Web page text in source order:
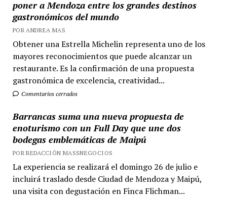
poner a Mendoza entre los grandes destinos
gastronómicos del mundo
POR ANDREA MAS
Obtener una Estrella Michelin representa uno de los
mayores reconocimientos que puede alcanzar un
restaurante. Es la confirmación de una propuesta
gastronómica de excelencia, creatividad...
Comentarios cerrados
Barrancas suma una nueva propuesta de
enoturismo con un Full Day que une dos
bodegas emblemáticas de Maipú
POR REDACCIÓN MASSNEGOCIOS
La experiencia se realizará el domingo 26 de julio e
incluirá traslado desde Ciudad de Mendoza y Maipú,
una visita con degustación en Finca Flichman...